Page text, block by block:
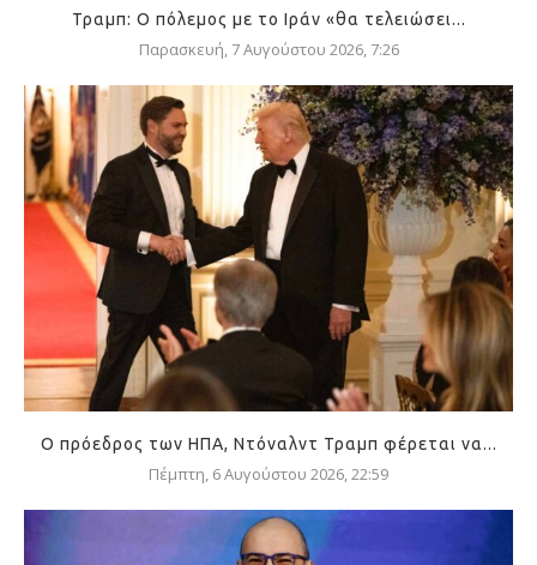
Τραμπ: Ο πόλεμος με το Ιράν «θα τελειώσει...
Παρασκευή, 7 Αυγούστου 2026, 7:26
Ο πρόεδρος των ΗΠΑ, Ντόναλντ Τραμπ φέρεται να...
Πέμπτη, 6 Αυγούστου 2026, 22:59